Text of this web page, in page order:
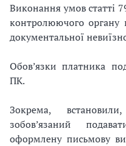
Виконання умов статті
контролюючого органу
документальної
Обов’язки платника
ПК.
Зокрема,
зобов’язаний
оформлену письмову